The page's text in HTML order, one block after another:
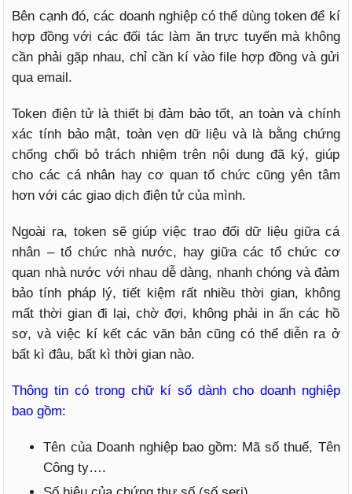
Bên cạnh đó, các doanh nghiệp có thể dùng token để kí
hợp đồng với các đối tác làm ăn trực tuyến mà không
cần phải gặp nhau, chỉ cần kí vào file hợp đồng và gửi
qua email.
Token điện tử là thiết bị đảm bảo tốt, an toàn và chính
xác tính bảo mật, toàn vẹn dữ liệu và là bằng chứng
chống chối bỏ trách nhiệm trên nội dung đã ký, giúp
cho các cá nhân hay cơ quan tổ chức cũng yên tâm
hơn với các giao dịch điện tử của mình.
Ngoài ra, token sẽ giúp việc trao đổi dữ liệu giữa cá
nhân – tổ chức nhà nước, hay giữa các tổ chức cơ
quan nhà nước với nhau dễ dàng, nhanh chóng và đảm
bảo tính pháp lý, tiết kiệm rất nhiều thời gian, không
mất thời gian đi lại, chờ đợi, không phải in ấn các hồ
sơ, và việc kí kết các văn bản cũng có thể diễn ra ở
bất kì đâu, bất kì thời gian nào.
Thông tin có trong chữ kí số dành cho doanh nghiệp
bao gồm:
Tên của Doanh nghiệp bao gồm: Mã số thuế, Tên
Công ty….